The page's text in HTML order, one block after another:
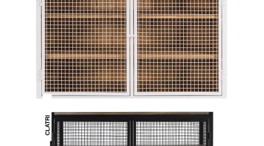
DAS KÖNNTE DIR AUCH
GEFALLEN
CLATRI